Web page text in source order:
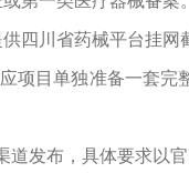
四川省药械平台挂网
项目单独准备一套完
道发布，具体要求以